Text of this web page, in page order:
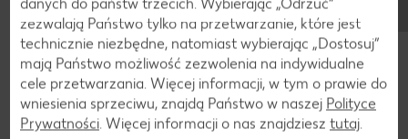
danych do państw trzecich. Wybierając „Odrzuć“
zezwalają Państwo tylko na przetwarzanie, które jest
technicznie niezbędne, natomiast wybierając „Dostosuj”
mają Państwo możliwość zezwolenia na indywidualne
cele przetwarzania. Więcej informacji, w tym o prawie do
wniesienia sprzeciwu, znajdą Państwo w naszej Polityce
Prywatności. Więcej informacji o nas znajdziesz tutaj.